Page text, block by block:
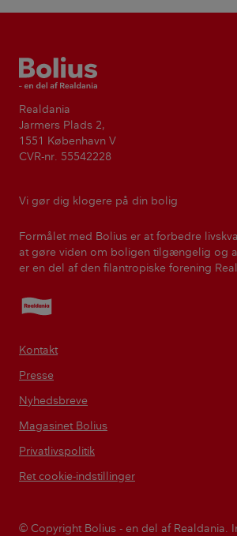
Bolius
Realdania
Jarmers Plads 2,
1551 København V
CVR-nr. 55542228
Vi gør dig klogere på din bolig
Formålet med Bolius er at forbedre
at gøre viden om boligen tilgængelig og
er en del af den filantropiske forening
Realdania
Kontakt
Presse
Nyhedsbreve
Magasinet Bolius
Privatlivspolitik
Ret cookie-indstillinger
© Copyright Bolius - en del af Realdania.